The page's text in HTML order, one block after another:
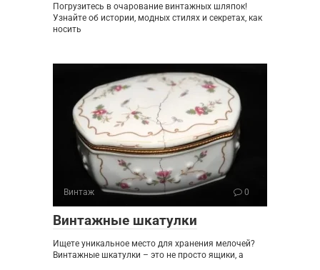
Погрузитесь в очарование винтажных шляпок!
Узнайте об истории, модных стилях и секретах, как
носить
Винтаж 0
Винтажные шкатулки
Ищете уникальное место для хранения мелочей?
Винтажные шкатулки – это не просто ящики, а